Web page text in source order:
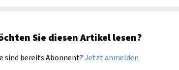
Sie diesen Artikel lesen?
sind bereits Abonnent?Jetzt anmelden